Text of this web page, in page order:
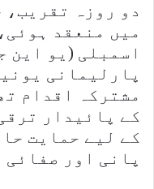
دو روزہ
میں منعقد
اسمبلی (یو این
پارلیمانی
مشترکہ اقدام
کے لیے حمایت
پانی اور صفائی